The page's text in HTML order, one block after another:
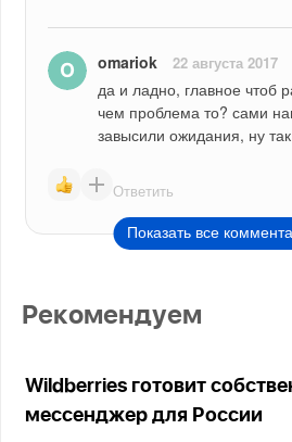
omariok 22 августа 2017
да и ладно, главное чтоб
чем проблема то? сами
завысили ожидания, ну
Ответить
Показать все
Рекомендуем
Wildberries готовит
мессенджер для России